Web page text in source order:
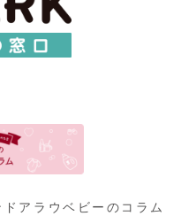
アラウベビーのコラム